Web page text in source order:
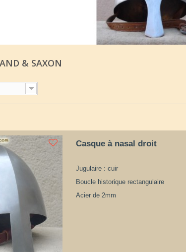
& SAXON
Casque à nasal droit
Jugulaire : cuir
Boucle historique rectangulaire
Acier de 2mm